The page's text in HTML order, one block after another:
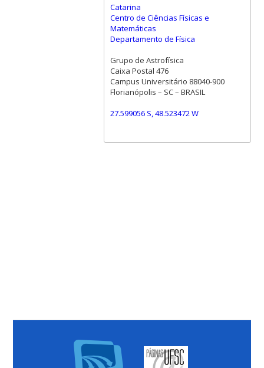
Catarina
Centro de Ciências Físicas e
Matemáticas
Departamento de Física
Grupo de Astrofísica
Caixa Postal 476
Campus Universitário 88040-900
Florianópolis – SC – BRASIL
27.599056 S, 48.523472 W